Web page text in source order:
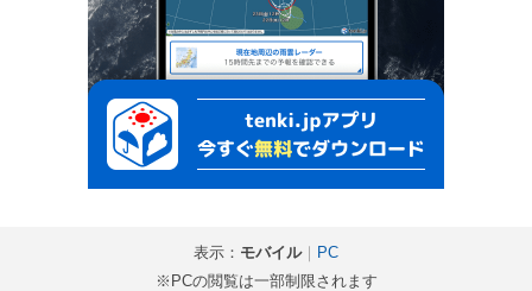
表示： モバイル｜ PC
※PCの閲覧は一部制限されます